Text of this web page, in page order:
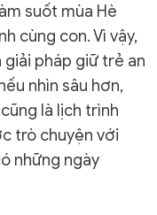
suốt mùa Hè
cùng con. Vì vậy,
pháp giữ trẻ an
nhìn sâu hơn,
là lịch trình
trò chuyện với
những ngày